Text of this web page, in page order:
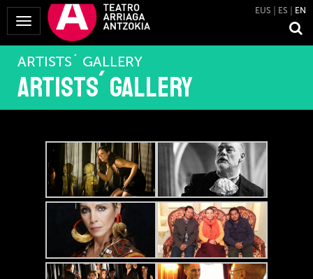
Toggle
Navigation
EUS ES EN
ARTISTS´ GALLERY
Artists´ gallery